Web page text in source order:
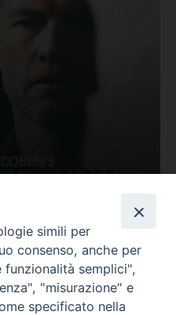
Carcere...
simili per
consenso, anche per
semplici",
"misurazione" e
specificato nella